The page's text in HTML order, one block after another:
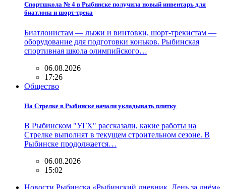
Спортшкола № 4 в Рыбинске получила новый инвентарь для
биатлона и шорт-трека
Биатлонистам — лыжи и винтовки, шорт-трекистам —
оборудование для подготовки коньков. Рыбинская
спортивная школа олимпийского…
06.08.2026
17:26
Общество
На Стрелке в Рыбинске начали укладывать плитку
В Рыбинском "УГХ" рассказали, какие работы на
Стрелке выполнят в текущем строительном сезоне. В
Рыбинске продолжается…
06.08.2026
15:02
Новости Рыбинска «Рыбинский дневник. День за днём»